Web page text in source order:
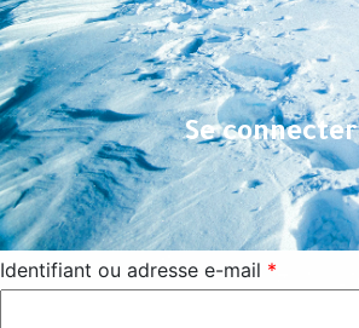
Se connecter
Identifiant ou adresse e-mail *